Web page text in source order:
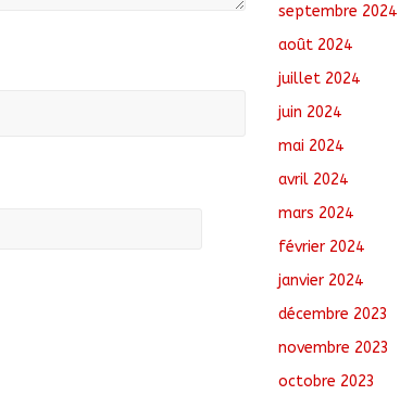
septembre 2024
août 2024
juillet 2024
juin 2024
mai 2024
avril 2024
mars 2024
février 2024
janvier 2024
décembre 2023
novembre 2023
octobre 2023